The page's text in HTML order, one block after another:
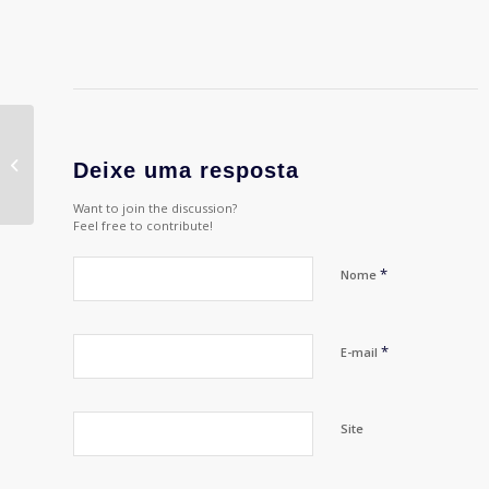
Deixe uma resposta
Want to join the discussion?
Feel free to contribute!
Nome *
E-mail *
Site
#72 – Branquitude